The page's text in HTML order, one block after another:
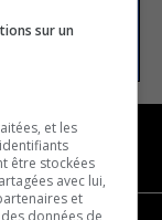
sur un
et les
être stockées
avec lui,
et
données de